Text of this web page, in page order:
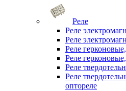
Реле
Реле
Реле
Реле
Реле
Реле
Реле
оптореле